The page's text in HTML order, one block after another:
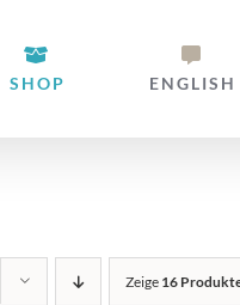
SHOP ENGLISH
Zeige 16